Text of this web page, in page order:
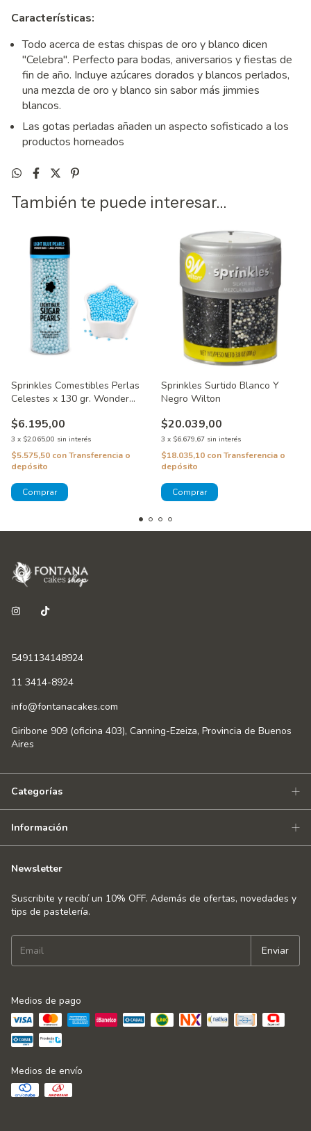
Características:
Todo acerca de estas chispas de oro y blanco dicen
"Celebra". Perfecto para bodas, aniversarios y fiestas de
fin de año. Incluye azúcares dorados y blancos perlados,
una mezcla de oro y blanco sin sabor más jimmies
blancos.
Las gotas perladas añaden un aspecto sofisticado a los
productos horneados
También te puede interesar...
Sprinkles Comestibles Perlas
Celestes x 130 gr. Wonder
$6.195,00
3 x $2.065,00 sin interés
$5.575,50 conTransferencia o
depósito
Sprinkles Surtido Blanco Y
Negro Wilton
$20.039,00
3 x $6.679,67 sin interés
$18.035,10 conTransferencia o
depósito
5491134148924
11 3414-8924
info@fontanacakes.com
Giribone 909 (oficina 403), Canning-Ezeiza, Provincia de Buenos
Aires
Categorías
Información
Newsletter
Suscribite y recibí un 10% OFF. Además de ofertas, novedades y
tips de pastelería.
Medios de pago
Medios de envío